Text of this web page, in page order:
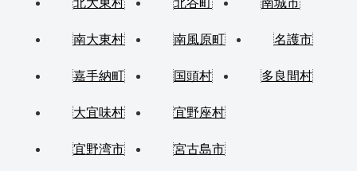
北大東村 北谷町 南城市
南大東村 南風原町 名護市
嘉手納町 国頭村 多良間村
大宜味村 宜野座村
宜野湾市 宮古島市